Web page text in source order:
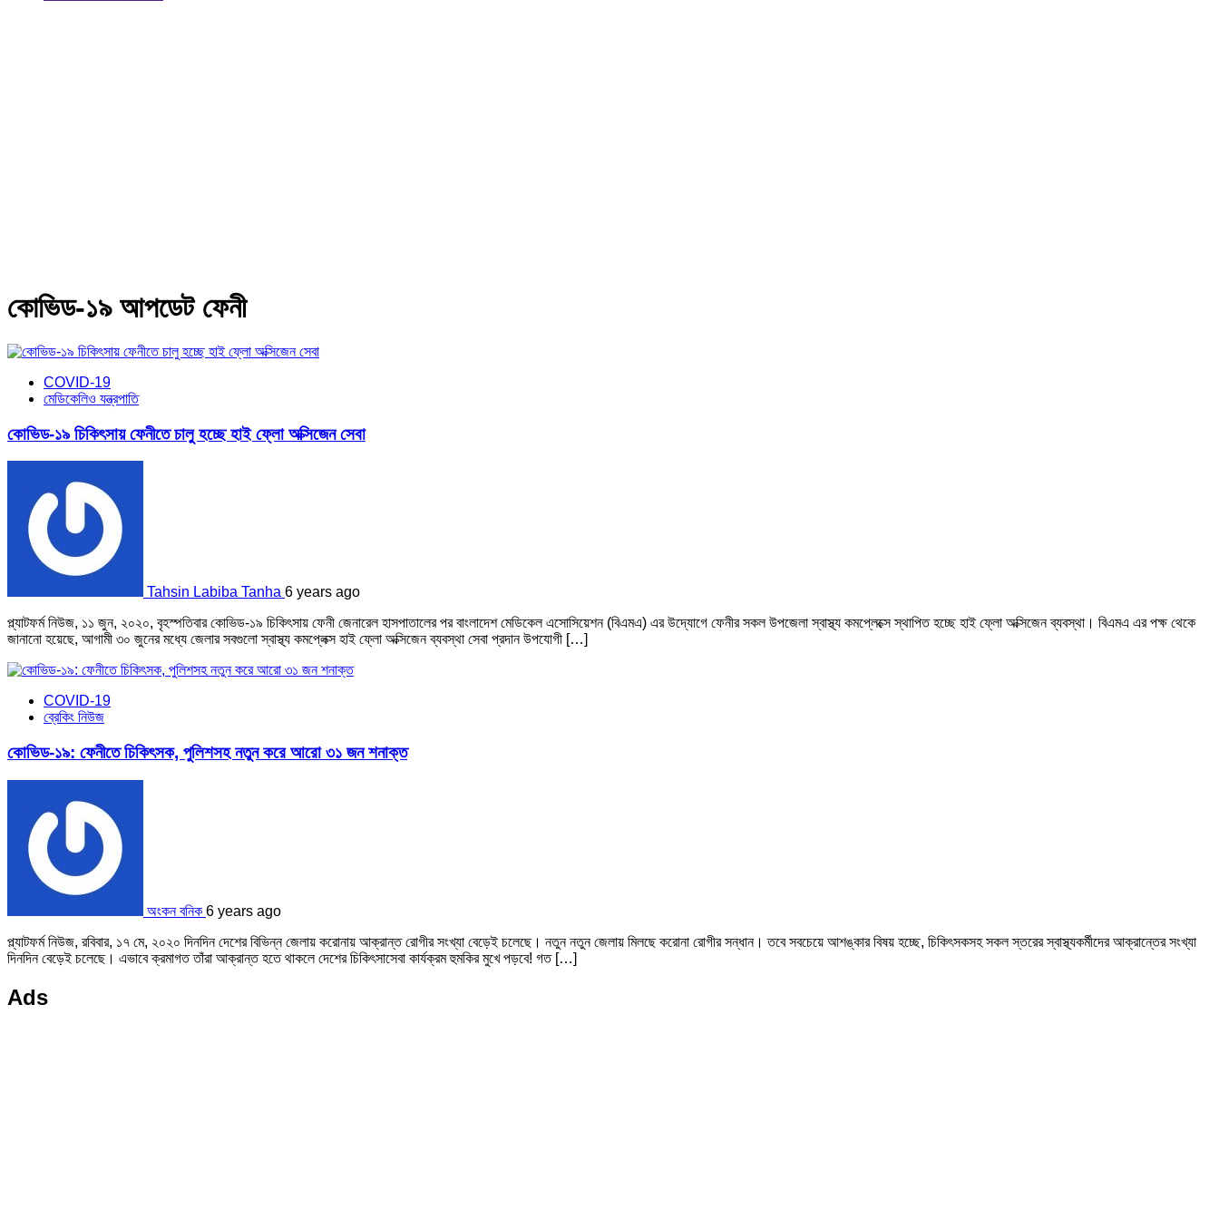
কোভিড-১৯ আপডেট ফেনী
COVID-19
মেডিকেলিও যন্ত্রপাতি
কোভিড-১৯ চিকিৎসায় ফেনীতে চালু হচ্ছে হাই ফ্লো অক্সিজেন সেবা
Tahsin Labiba Tanha 6 years ago
প্ল্যাটফর্ম নিউজ, ১১ জুন, ২০২০, বৃহস্পতিবার কোভিড-১৯ চিকিৎসায় ফেনী জেনারেল হাসপাতালের পর বাংলাদেশ মেডিকেল এসোসিয়েশন (বিএমএ) এর উদ্যোগে ফেনীর সকল উপজেলা স্বাস্থ্য কমপ্লেক্সে স্থাপিত হচ্ছে হাই ফ্লো অক্সিজেন ব্যবস্থা। বিএমএ এর পক্ষ থেকে
জানানো হয়েছে, আগামী ৩০ জুনের মধ্যে জেলার সবগুলো স্বাস্থ্য কমপ্লেক্স হাই ফ্লো অক্সিজেন ব্যবস্থা সেবা প্রদান উপযোগী […]
COVID-19
ব্রেকিং নিউজ
কোভিড-১৯: ফেনীতে চিকিৎসক, পুলিশসহ নতুন করে আরো ৩১ জন শনাক্ত
অংকন বনিক 6 years ago
প্ল্যাটফর্ম নিউজ, রবিবার, ১৭ মে, ২০২০ দিনদিন দেশের বিভিন্ন জেলায় করোনায় আক্রান্ত রোগীর সংখ্যা বেড়েই চলেছে। নতুন নতুন জেলায় মিলছে করোনা রোগীর সন্ধান। তবে সবচেয়ে আশঙ্কার বিষয় হচ্ছে, চিকিৎসকসহ সকল স্তরের স্বাস্থ্যকর্মীদের আক্রান্তের সংখ্যা
দিনদিন বেড়েই চলেছে। এভাবে ক্রমাগত তাঁরা আক্রান্ত হতে থাকলে দেশের চিকিৎসাসেবা কার্যক্রম হুমকির মুখে পড়বে! গত […]
Ads